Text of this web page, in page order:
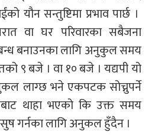
यौन सन्तुष्टिमा प्रभाव पार्छ ।
वा घर परिवारका सबैजना
बनाउनका लागि अनुकुल समय
९ बजे । वा १० बजे । यद्यपी यो
लाग्छ भने एकपटक सोच्नुपर्ने
थाहा भएको कि उक्त समय
गर्नका लागि अनुकल हुँदैन ।